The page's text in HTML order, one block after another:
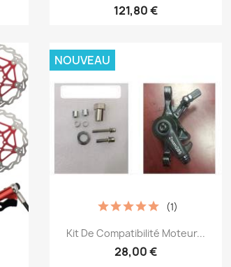
121,80 €
Aperçu rapide
Kit De Compatibilité Moteur...
28,00 €
(1)
NOUVEAU